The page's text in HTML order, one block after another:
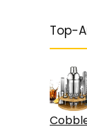
Top-